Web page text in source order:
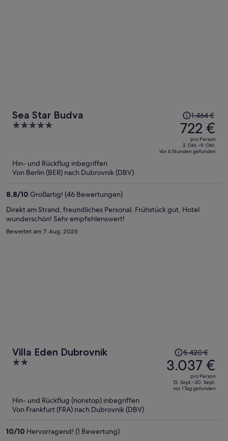
Sea Star Budva
5
Der
Preis
betrug
1.464 €,
jetzt
Person
1.464 €
722 €
pro Person
2. Okt.–9. Okt.
Vor 6 Stunden gefunden
Hin- und Rückflug inbegriffen
Von Berlin (BER) nach Dubrovnik (DBV)
8,8/10 Großartig! (46 Bewertungen)
Direkt am Strand, freundliches Personal, Frühstück gut, Hotel
wunderschön! Sehr empfehlenswert!
Bewertet am 7. Aug. 2026
Villa Eden Dubrovnik
2
5
Der
Preis
betrug
5.420 €,
jetzt
5.420 €
3.037 €
pro Person
13. Sept.–20. Sept.
vor 1 Tag gefunden
Hin- und Rückflug (nonstop) inbegriffen
Von Frankfurt (FRA) nach Dubrovnik (DBV)
10/10 Hervorragend! (1 Bewertung)